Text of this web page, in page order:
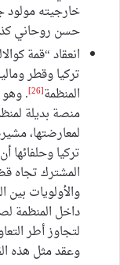
خارجيته مولود
حسن روحاني
تركيا وقطر
المنظمة[26]
. وهو
منصة بديلة
لمعارضتها،
تركيا وحلفائها
المشترك تجاه
والأولويات
داخل المنظمة
لتجاوز أطر
وعقد مثل هذه